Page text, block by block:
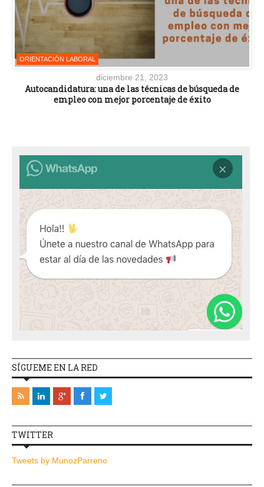
ORIENTACIÓN LABORAL
diciembre 21, 2023
Autocandidatura: una de las técnicas de búsqueda de
empleo con mejor porcentaje de éxito
SÍGUEME EN LA RED
TWITTER
Tweets by MunozParreno